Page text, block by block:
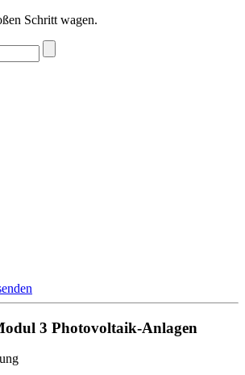
Schritt wagen.
3 Photovoltaik-Anlagen